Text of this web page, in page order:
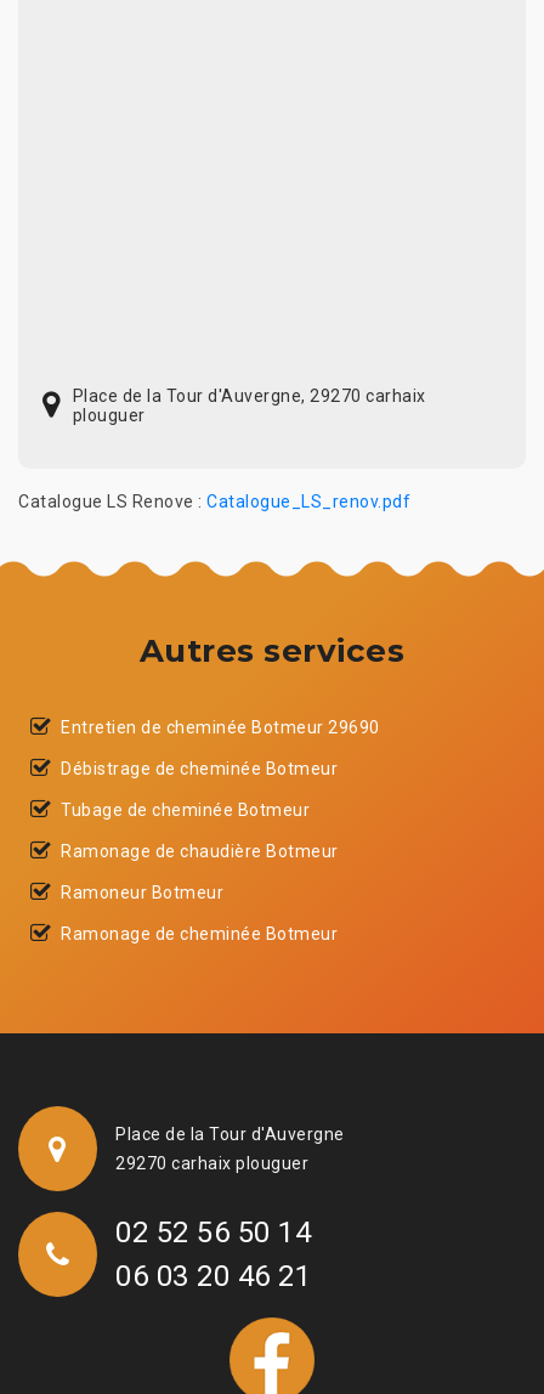
Place de la Tour d'Auvergne, 29270 carhaix
plouguer
Catalogue LS Renove : Catalogue_LS_renov.pdf
Autres services
Entretien de cheminée Botmeur 29690
Débistrage de cheminée Botmeur
Tubage de cheminée Botmeur
Ramonage de chaudière Botmeur
Ramoneur Botmeur
Ramonage de cheminée Botmeur
Place de la Tour d'Auvergne
29270 carhaix plouguer
02 52 56 50 14
06 03 20 46 21